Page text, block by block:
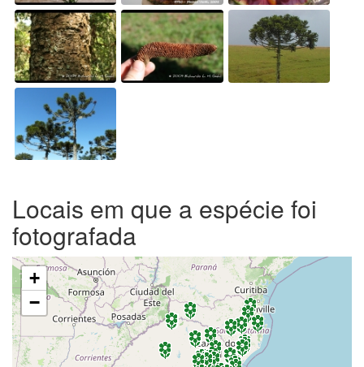
Locais em que a espécie foi
fotografada
+
−